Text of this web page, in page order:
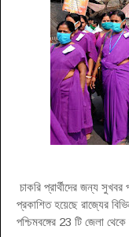
চাকরি প্রার্থীদের জন্য সুখবর
প্রকাশিত হয়েছে রাজ্যের
পশ্চিমবঙ্গের 23 টি জেলা